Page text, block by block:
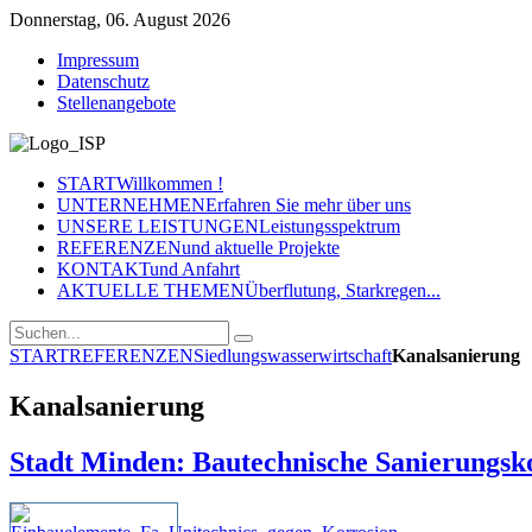
Donnerstag, 06. August 2026
Impressum
Datenschutz
Stellenangebote
STARTWillkommen !
UNTERNEHMENErfahren Sie mehr über uns
UNSERE LEISTUNGENLeistungsspektrum
REFERENZENund aktuelle Projekte
KONTAKTund Anfahrt
AKTUELLE THEMENÜberflutung, Starkregen...
STARTREFERENZENSiedlungswasserwirtschaftKanalsanierung
Kanalsanierung
Stadt Minden: Bautechnische